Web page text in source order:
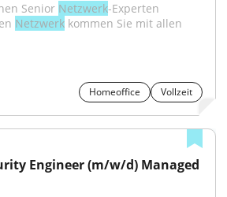
Senior Netzwerk-Experten
Netzwerk kommen Sie mit allen
Homeoffice Vollzeit
Engineer (m/w/d) Managed